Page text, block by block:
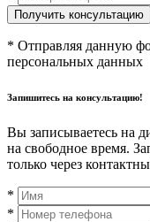
* Отправляя данную
персональных данных
Запишитесь на консультацию!
Вы записываетесь на
на свободное время.
только через
*
*